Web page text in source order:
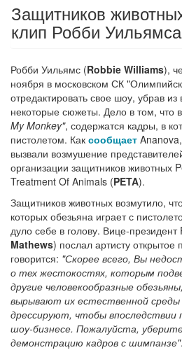
Защитников
клип Робби
Робби Уильямс (Robbie Williams),
ноября в московском СК
отредактировать свое шоу, убрав
некоторые сюжеты. Дело в том, что
My Monkey", содержатся кадры, в
пистолетом. Как сообщает
вызвали возмушение
организации защитников животных
Treatment Of Animals (PETA).
Защитников животных возмутило,
которых обезьяна играет с
дуло себе в голову. Вице-
Mathews) послал артисту открытое
говорится: "Скорее всего, Вы
о тех жестокостях, которым
другие человекообразные
вырывают их естественной
дрессируют, чтобы впоследствии
шоу-бизнесе. Пожалуйста,
демонстрацию кадров с шимпанзе".